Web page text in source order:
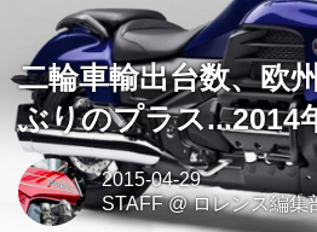
二輪車輸出台数、欧
ぶりのプラス...2014
2015-04-29
STAFF@ロレンス編集